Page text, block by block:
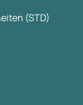
(STD)